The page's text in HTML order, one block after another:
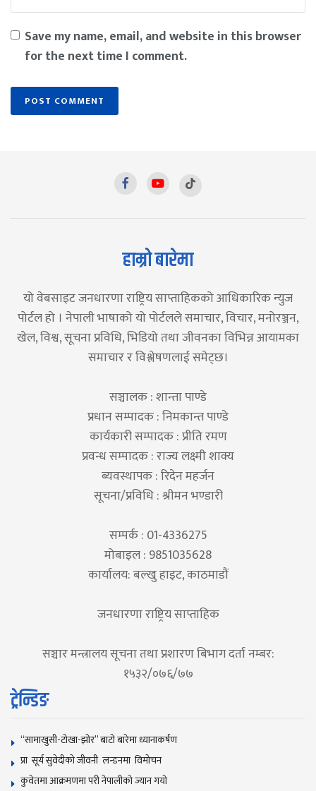
Save my name, email, and website in this browser
for the next time I comment.
हाम्रो बारेमा
यो वेबसाइट जनधारणा राष्ट्रिय साप्ताहिकको आधिकारिक न्युज
पोर्टल हो । नेपाली भाषाको यो पोर्टलले समाचार, विचार, मनोरञ्जन,
खेल, विश्व, सूचना प्रविधि, भिडियो तथा जीवनका विभिन्न आयामका
समाचार र विश्लेषणलाई समेट्छ।
सञ्चालक : शान्ता पाण्डे
प्रधान सम्पादक : निमकान्त पाण्डे
कार्यकारी सम्पादक : प्रीति रमण
प्रवन्ध सम्पादक : राज्य लक्ष्मी शाक्य
ब्यवस्थापक : रिदेन महर्जन
सूचना/प्रविधि : श्रीमन भण्डारी
सम्पर्क : 01-4336275
मोबाइल : 9851035628
कार्यालय: बल्खु हाइट, काठमाडौं
जनधारणा राष्ट्रिय साप्ताहिक
सञ्चार मन्त्रालय सूचना तथा प्रशारण बिभाग दर्ता नम्बर:
१५३२/०७६/७७
ट्रेन्डिङ
“सामाखुसी-टोखा-झोर” बाटो बारेमा ध्यानाकर्षण
प्रा सूर्य सुवेदीको जीवनी लन्डनमा विमोचन
कुवेतमा आक्रमणमा परी नेपालीको ज्यान गयाे